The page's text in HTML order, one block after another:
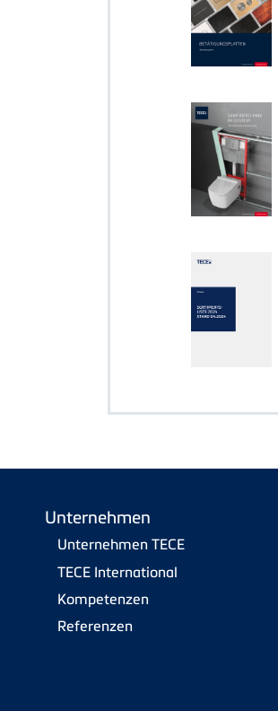
Unternehmen
Unternehmen TECE
TECE International
Kompetenzen
Referenzen